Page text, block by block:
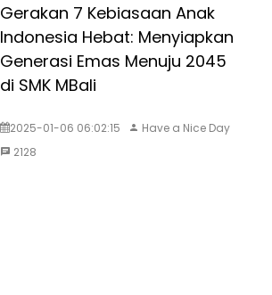
Gerakan 7 Kebiasaan Anak
Indonesia Hebat: Menyiapkan
Generasi Emas Menuju 2045
di SMK MBali
2025-01-06 06:02:15
Have a Nice Day
2128